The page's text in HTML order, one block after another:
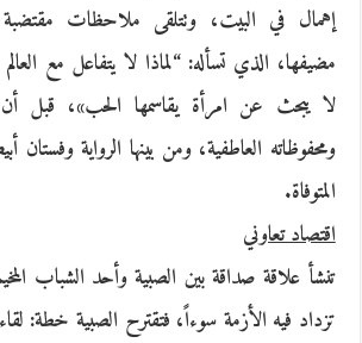
إهمال في البيت، وتتلقى ملاحظات
مضيفها، الذي تسأله: “لماذا لا يتفاعل مع
لا يبحث عن امرأة يقاسمها الحب»، قبل
ومحفوظاته العاطفية، ومن بينها الرواية
المتوفاة.
اقتصاد تعاوني
تنشأ علاقة صداقة بين الصبية وأحد الشباب
تزداد فيه الأزمة سوءاً، فتقترح الصبية خطة: